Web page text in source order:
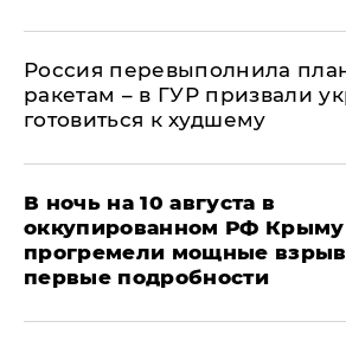
Россия перевыполнила
ракетам – в ГУР призвали
готовиться к худшему
В ночь на 10 августа в
оккупированном РФ Крыму
прогремели мощные
первые подробности